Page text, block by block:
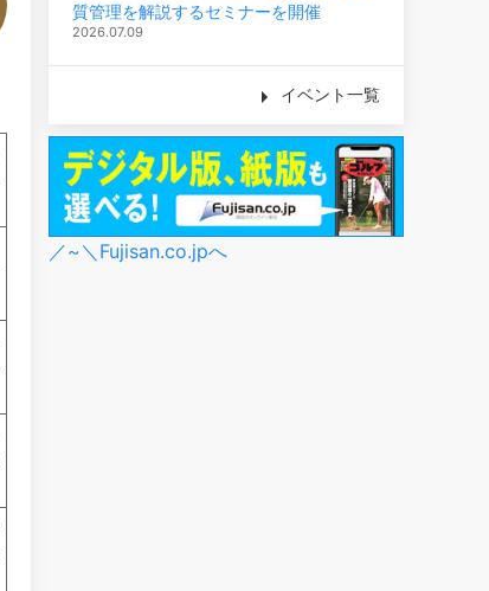
質管理を解説するセミナーを開催
2026.07.09
イベント一覧
／~＼Fujisan.co.jpへ